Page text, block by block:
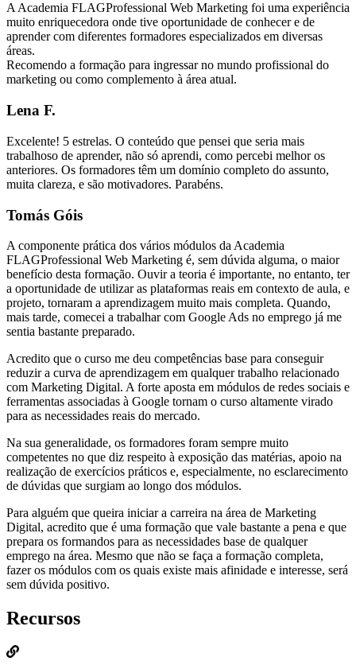
A Academia FLAGProfessional Web Marketing foi uma experiência
muito enriquecedora onde tive oportunidade de conhecer e de
aprender com diferentes formadores especializados em diversas
áreas.
Recomendo a formação para ingressar no mundo profissional do
marketing ou como complemento à área atual.
Lena F.
Excelente! 5 estrelas. O conteúdo que pensei que seria mais
trabalhoso de aprender, não só aprendi, como percebi melhor os
anteriores. Os formadores têm um domínio completo do assunto,
muita clareza, e são motivadores. Parabéns.
Tomás Góis
A componente prática dos vários módulos da Academia
FLAGProfessional Web Marketing é, sem dúvida alguma, o maior
benefício desta formação. Ouvir a teoria é importante, no entanto, ter
a oportunidade de utilizar as plataformas reais em contexto de aula, e
projeto, tornaram a aprendizagem muito mais completa. Quando,
mais tarde, comecei a trabalhar com Google Ads no emprego já me
sentia bastante preparado.
Acredito que o curso me deu competências base para conseguir
reduzir a curva de aprendizagem em qualquer trabalho relacionado
com Marketing Digital. A forte aposta em módulos de redes sociais e
ferramentas associadas à Google tornam o curso altamente virado
para as necessidades reais do mercado.
Na sua generalidade, os formadores foram sempre muito
competentes no que diz respeito à exposição das matérias, apoio na
realização de exercícios práticos e, especialmente, no esclarecimento
de dúvidas que surgiam ao longo dos módulos.
Para alguém que queira iniciar a carreira na área de Marketing
Digital, acredito que é uma formação que vale bastante a pena e que
prepara os formandos para as necessidades base de qualquer
emprego na área. Mesmo que não se faça a formação completa,
fazer os módulos com os quais existe mais afinidade e interesse, será
sem dúvida positivo.
Recursos